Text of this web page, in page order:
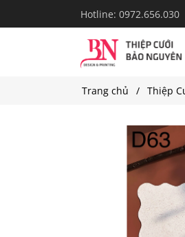
Hotline: 0972.656.030
Trang chủ Thiệp